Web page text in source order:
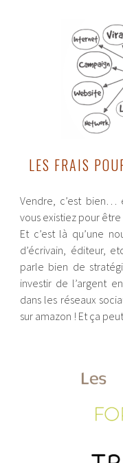
LES FRAIS
Vendre, c’est bien…
vous existiez pour
Et c’est là qu’une
d’écrivain, éditeur,
parle bien de
investir de l’argent
dans les réseaux
sur amazon ! Et ça